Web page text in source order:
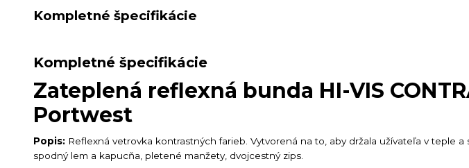
Kompletné špecifikácie
Kompletné špecifikácie
Zateplená reflexná bunda HI-VIS
Portwest
Popis: Reflexná vetrovka kontrastných farieb. Vytvorená na to, aby držala užívateľa v teple
spodný lem a kapucňa, pletené manžety, dvojcestný zips.